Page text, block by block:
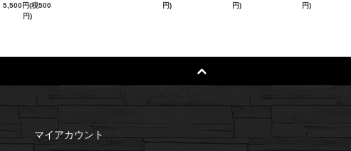
5,500円(税500
円)
円)
円)
円)
マイアカウント